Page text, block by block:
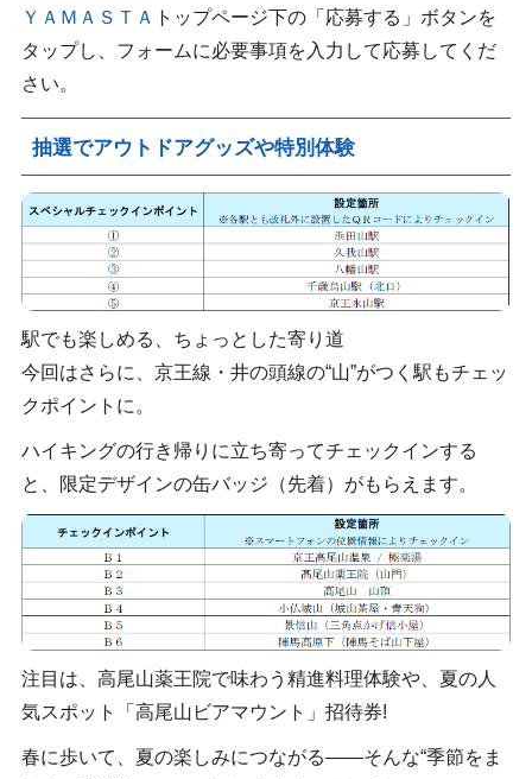
ＹＡＭＡＳＴＡ トップページ下の「応募する」ボタンを
タップし、フォームに必要事項を入力して応募してくだ
さい。
抽選でアウトドアグッズや特別体験
駅でも楽しめる、ちょっとした寄り道
今回はさらに、京王線・井の頭線の“山”がつく駅もチェッ
クポイントに。
ハイキングの行き帰りに立ち寄ってチェックインする
と、限定デザインの缶バッジ（先着）がもらえます。
注目は、高尾山薬王院で味わう精進料理体験や、夏の人
気スポット「高尾山ビアマウント」招待券!
春に歩いて、夏の楽しみにつながる――そんな“季節をま